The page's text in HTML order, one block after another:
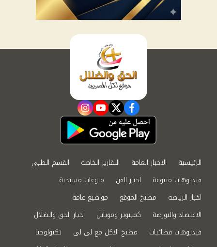
facebook
twitter
youtube
instagram
الرئيسية الاخبار العامة التقارير الخاصة
القسم الطبي
فيديوهات متنوعة
اخبار الفن
منوعات مسيحية
اخبار الرياضة
مطبخ الموقع
مواضيع عامة
الاقتصاد والبورصة
كمبيوتر وموبايل
اخبار الحق والضلال
فيديوهات فضائيات
مطبخ الاكل مع لى لى
تكنولوجيا